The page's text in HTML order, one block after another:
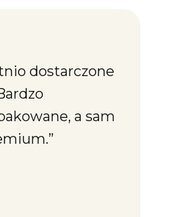
dostarczone
a sam